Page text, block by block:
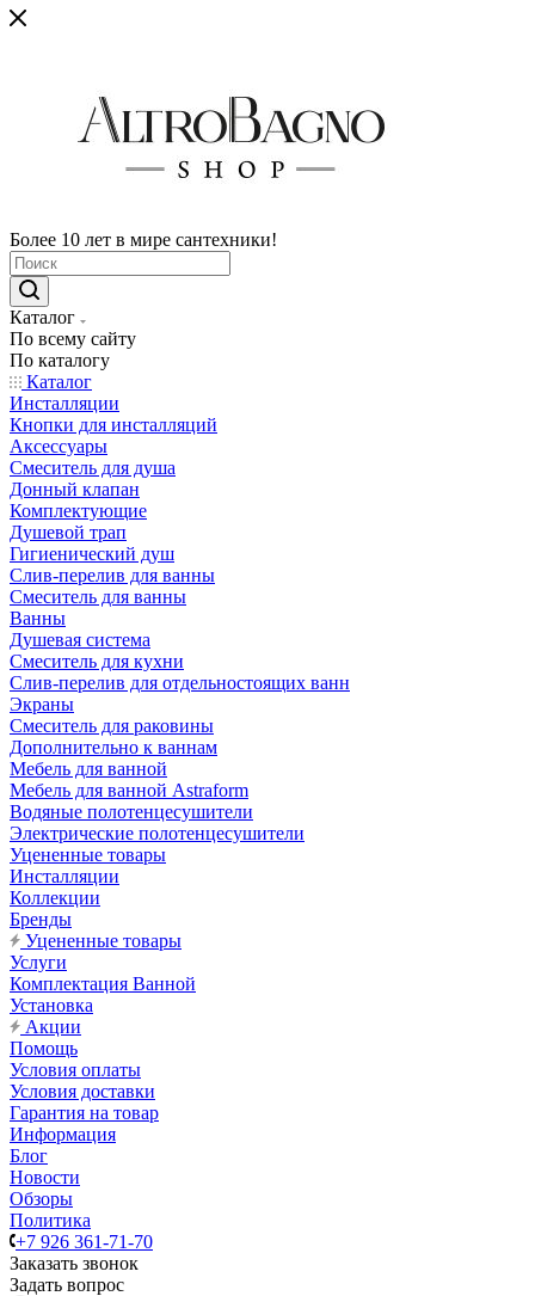
Более 10 лет в мире сантехники!
Каталог
По всему сайту
По каталогу
Каталог
Инсталляции
Кнопки для инсталляций
Аксессуары
Смеситель для душа
Донный клапан
Комплектующие
Душевой трап
Гигиенический душ
Слив-перелив для ванны
Смеситель для ванны
Ванны
Душевая система
Смеситель для кухни
Слив-перелив для отдельностоящих ванн
Экраны
Смеситель для раковины
Дополнительно к ваннам
Мебель для ванной
Мебель для ванной Astraform
Водяные полотенцесушители
Электрические полотенцесушители
Уцененные товары
Инсталляции
Коллекции
Бренды
Уцененные товары
Услуги
Комплектация Ванной
Установка
Акции
Помощь
Условия оплаты
Условия доставки
Гарантия на товар
Информация
Блог
Новости
Обзоры
Политика
+7 926 361-71-70
Заказать звонок
Задать вопрос